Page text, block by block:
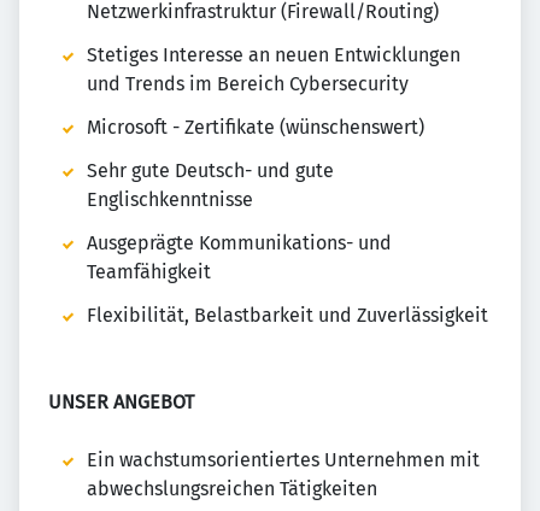
Netzwerkinfrastruktur (Firewall/Routing)
Stetiges Interesse an neuen Entwicklungen
und Trends im Bereich Cybersecurity
Microsoft - Zertifikate (wünschenswert)
Sehr gute Deutsch- und gute
Englischkenntnisse
Ausgeprägte Kommunikations- und
Teamfähigkeit
Flexibilität, Belastbarkeit und Zuverlässigkeit
UNSER ANGEBOT
Ein wachstumsorientiertes Unternehmen mit
abwechslungsreichen Tätigkeiten